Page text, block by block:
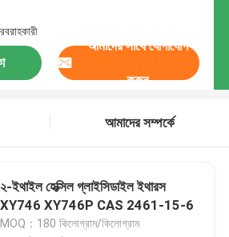
আমাদের সাথে যোগাযোগ
করুন
আমাদের সম্পর্কে
২-ইথাইল হেক্সিল গ্লাইসিডাইল ইথারস
XY746 XY746P CAS 2461-15-6
MOQ：180 কিলোগ্রাম/কিলোগ্রাম